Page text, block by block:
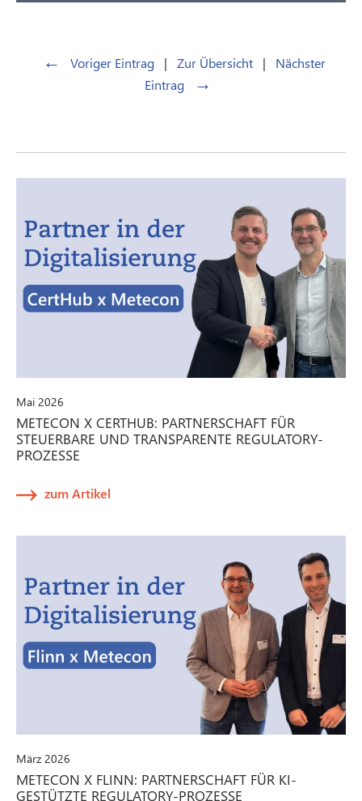
← Voriger Eintrag | Zur Übersicht |
Nächster
Eintrag
→
Mai 2026
METECON X CERTHUB: PARTNERSCHAFT FÜR
STEUERBARE UND TRANSPARENTE REGULATORY-
PROZESSE
zum Artikel
März 2026
METECON X FLINN: PARTNERSCHAFT FÜR KI-
GESTÜTZTE REGULATORY-PROZESSE